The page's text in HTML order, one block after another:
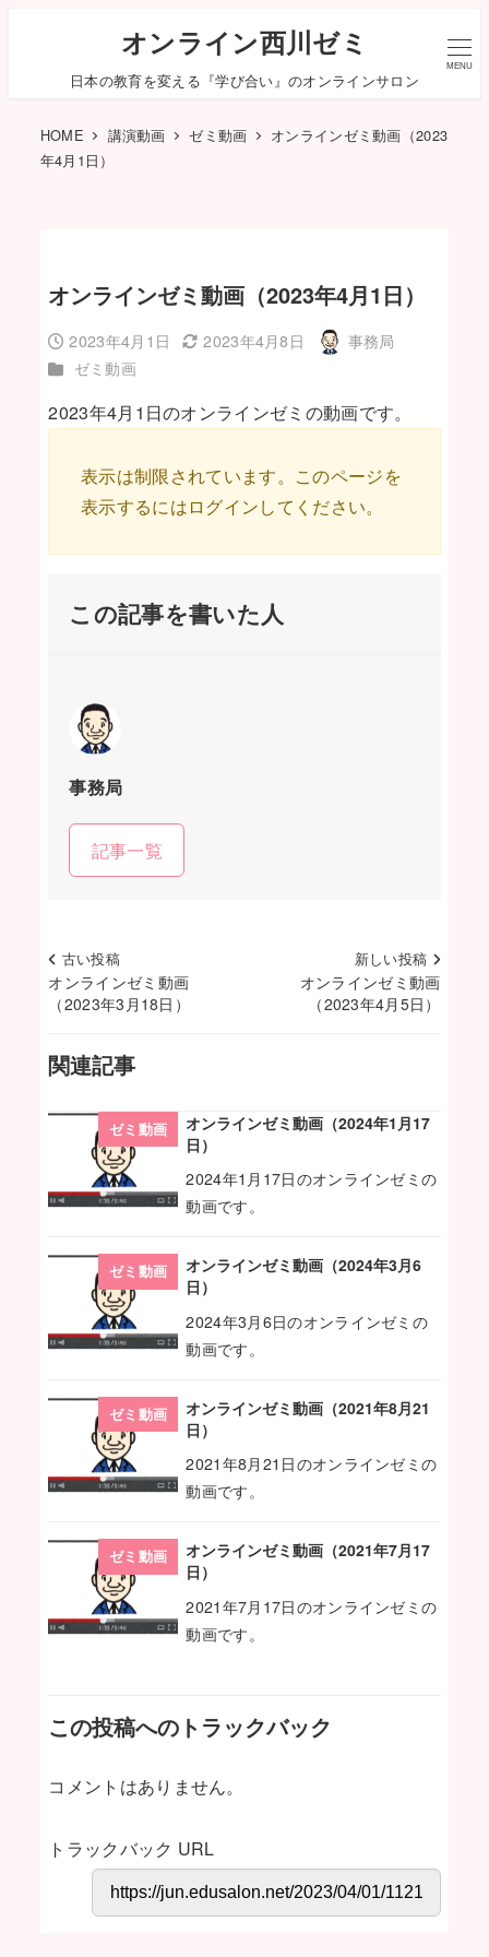
オンライン西川ゼミ
日本の教育を変える『学び合い』のオンラインサロン
MENU
HOME 講演動画 ゼミ動画
オンラインゼミ動画（2023
年4月1日）
オンラインゼミ動画（2023年4月1日）
投稿日
2023年4月1日
更新日
2023年4月8日
著
事務局
カテゴリー
ゼミ動画
2023年4月1日のオンラインゼミの動画です。
表示は制限されています。このページを
表示するにはログインしてください。
この記事を書いた人
事務局
記事一覧
古い投稿
オンラインゼミ動画
（2023年3月18日）
新しい投稿
オンラインゼミ動画
（2023年4月5日）
関連記事
ゼミ動画
オンラインゼミ動画（2024年1月17
日）
2024年1月17日のオンラインゼミの
動画です。
ゼミ動画
オンラインゼミ動画（2024年3月6
日）
2024年3月6日のオンラインゼミの
動画です。
ゼミ動画
オンラインゼミ動画（2021年8月21
日）
2021年8月21日のオンラインゼミの
動画です。
ゼミ動画
オンラインゼミ動画（2021年7月17
日）
2021年7月17日のオンラインゼミの
動画です。
この投稿へのトラックバック
コメントはありません。
トラックバック URL